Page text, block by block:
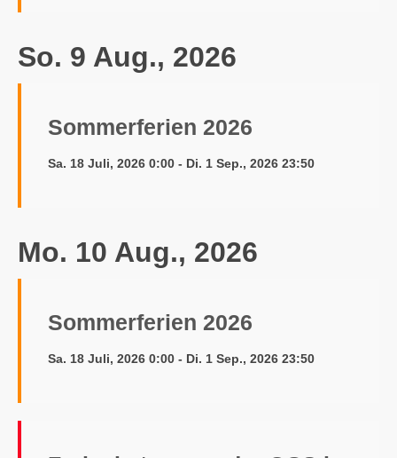
So. 9 Aug., 2026
Sommerferien 2026
Sa. 18 Juli, 2026 0:00 - Di. 1 Sep., 2026 23:50
Mo. 10 Aug., 2026
Sommerferien 2026
Sa. 18 Juli, 2026 0:00 - Di. 1 Sep., 2026 23:50